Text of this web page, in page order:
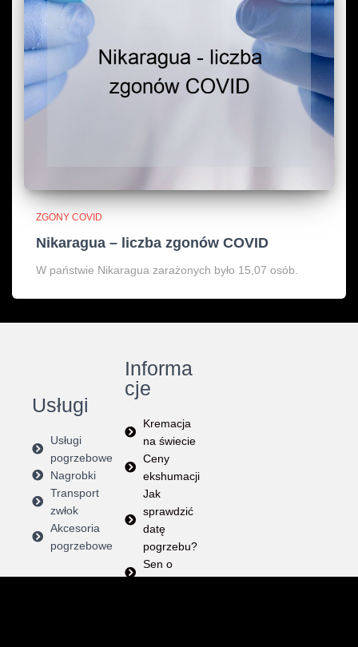
ZGONY COVID
Nikaragua – liczba zgonów COVID
W państwie Nikaragua zarażonych było 15,07 osób.
Usługi
Usługi
pogrzebowe
Nagrobki
Transport
zwłok
Akcesoria
pogrzebowe
Informa
cje
Kremacja
na świecie
Ceny
ekshumacji
Jak
sprawdzić
datę
pogrzebu?
Sen o